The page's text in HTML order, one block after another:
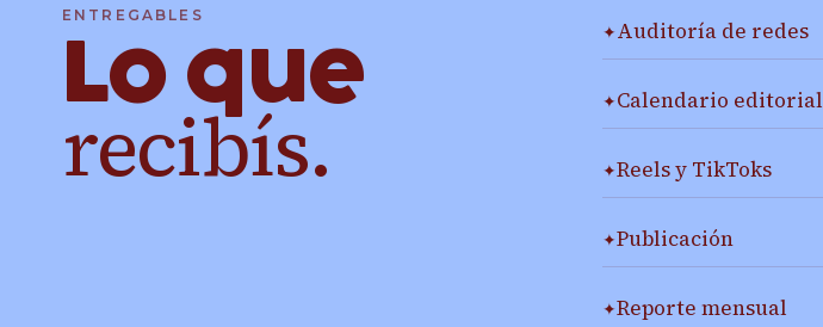
ENTREGABLES
Lo que
recibís.
Auditoría de redes
Calendario editorial
Reels y TikToks
Publicación
Reporte mensual